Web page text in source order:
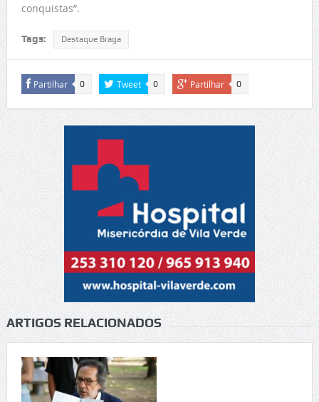
conquistas”.
Tags: Destaque Braga
Partilhar 0 Tweet 0 Partilhar 0
ARTIGOS RELACIONADOS